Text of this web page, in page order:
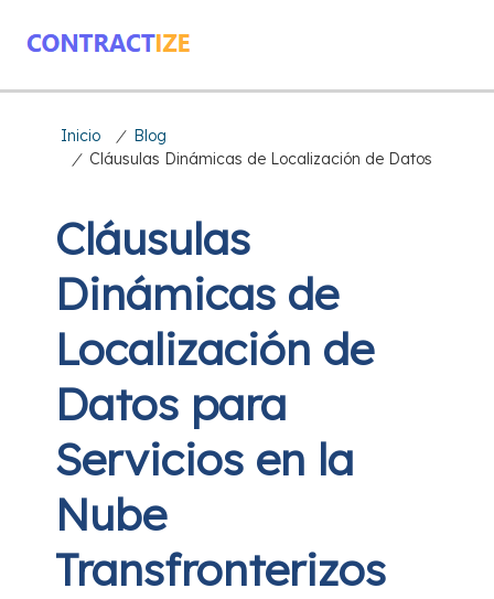
Inicio / Blog
/ Cláusulas Dinámicas de Localización de Datos
Cláusulas
Dinámicas de
Localización de
Datos para
Servicios en la
Nube
Transfronterizos